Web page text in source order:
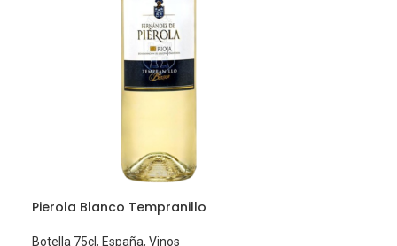
Pierola Blanco Tempranillo
Botella 75cl, España, Vinos